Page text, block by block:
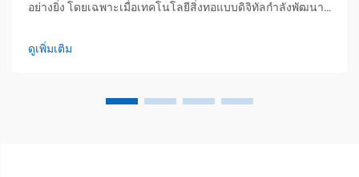
อย่างยิ่ง โดยเฉพาะเมื่อเทคโนโลยีสิ่งทอแบบดิจิทัลกำลังพัฒนา
พิมพ์ และทำงานร่วมกับอุปกรณ์ประสิทธิภาพสูงที่ PTSC ผมได้...
ดูเพิ่มเติม